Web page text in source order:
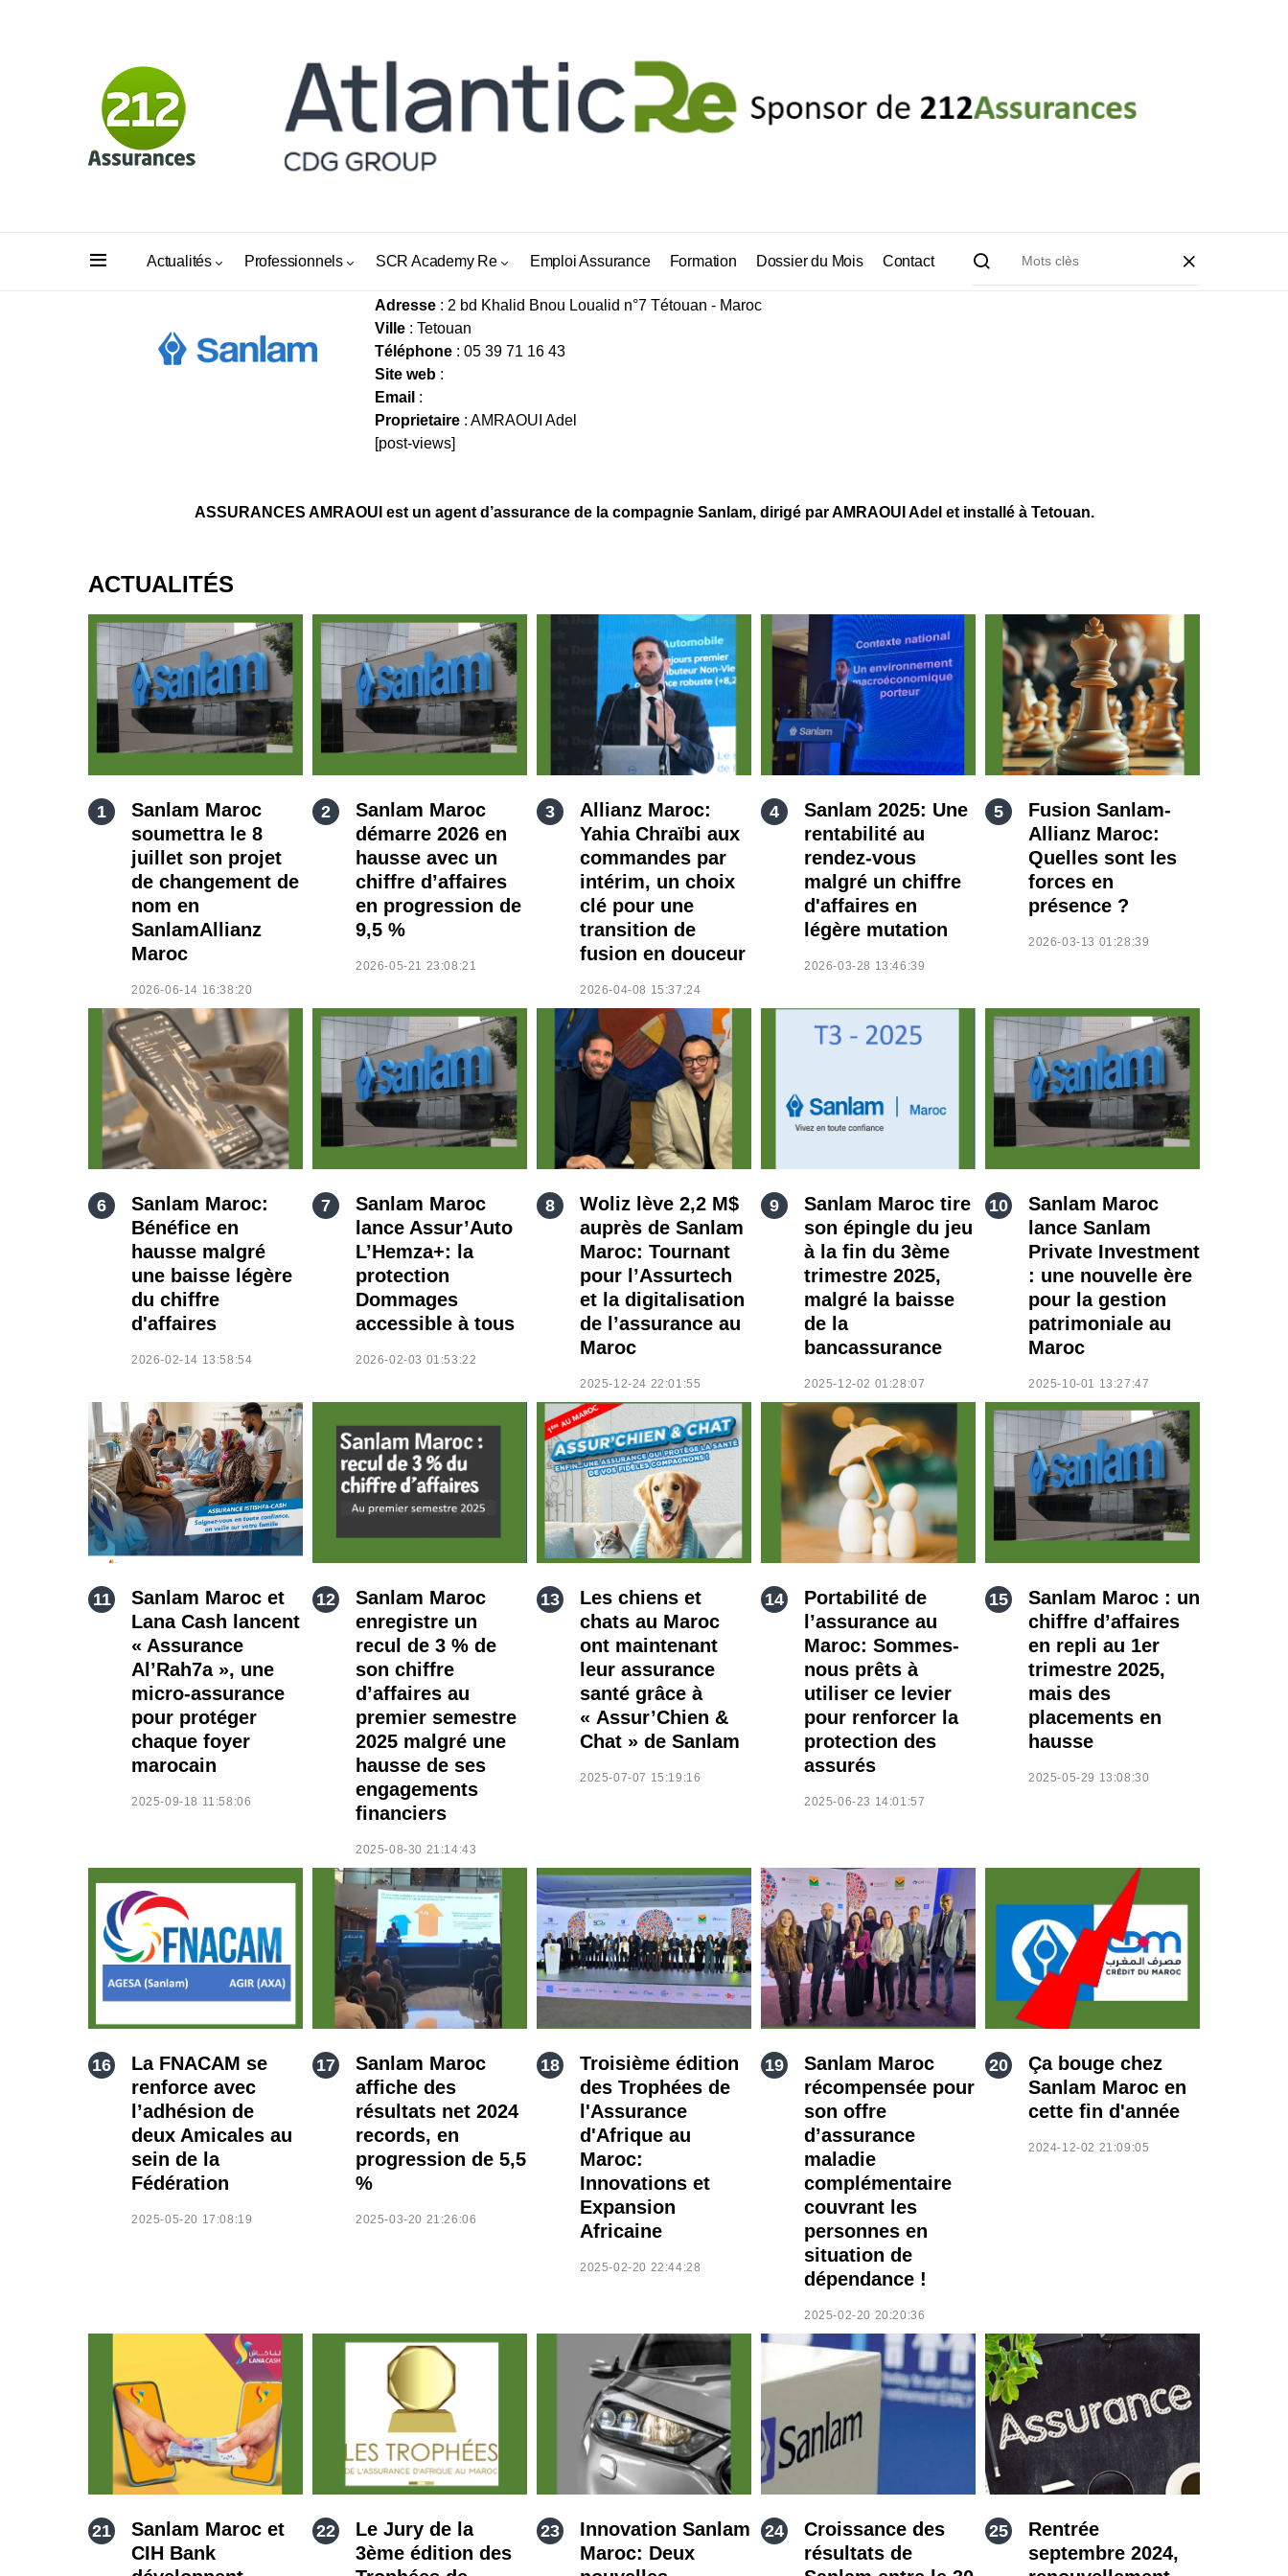
Actualités Professionnels SCR Academy Re Emploi Assurance Formation Dossier du Mois Contact
ASSURANCES AMRAOUI
Adresse : 2 bd Khalid Bnou Loualid n°7 Tétouan - Maroc
Ville : Tetouan
Téléphone : 05 39 71 16 43
Site web :
Email :
Proprietaire : AMRAOUI Adel
[post-views]
ASSURANCES AMRAOUI est un agent d’assurance de la compagnie Sanlam, dirigé par AMRAOUI Adel et installé à Tetouan.
ACTUALITÉS
Sanlam Maroc
soumettra le 8
juillet son projet
de changement de
nom en
SanlamAllianz
Maroc
2026-06-14 16:38:20
Sanlam Maroc
démarre 2026 en
hausse avec un
chiffre d’affaires
en progression de
9,5 %
2026-05-21 23:08:21
Allianz Maroc:
Yahia Chraïbi aux
commandes par
intérim, un choix
clé pour une
transition de
fusion en douceur
2026-04-08 15:37:24
Sanlam 2025: Une
rentabilité au
rendez-vous
malgré un chiffre
d'affaires en
légère mutation
2026-03-28 13:46:39
Fusion Sanlam-
Allianz Maroc:
Quelles sont les
forces en
présence ?
2026-03-13 01:28:39
Sanlam Maroc:
Bénéfice en
hausse malgré
une baisse légère
du chiffre
d'affaires
2026-02-14 13:58:54
Sanlam Maroc
lance Assur’Auto
L’Hemza+: la
protection
Dommages
accessible à tous
2026-02-03 01:53:22
Woliz lève 2,2 M$
auprès de Sanlam
Maroc: Tournant
pour l’Assurtech
et la digitalisation
de l’assurance au
Maroc
2025-12-24 22:01:55
Sanlam Maroc tire
son épingle du jeu
à la fin du 3ème
trimestre 2025,
malgré la baisse
de la
bancassurance
2025-12-02 01:28:07
Sanlam Maroc
lance Sanlam
Private Investment
: une nouvelle ère
pour la gestion
patrimoniale au
Maroc
2025-10-01 13:27:47
Sanlam Maroc et
Lana Cash lancent
« Assurance
Al’Rah7a », une
micro-assurance
pour protéger
chaque foyer
marocain
2025-09-18 11:58:06
Sanlam Maroc
enregistre un
recul de 3 % de
son chiffre
d’affaires au
premier semestre
2025 malgré une
hausse de ses
engagements
financiers
2025-08-30 21:14:43
Les chiens et
chats au Maroc
ont maintenant
leur assurance
santé grâce à
« Assur’Chien &
Chat » de Sanlam
2025-07-07 15:19:16
Portabilité de
l’assurance au
Maroc: Sommes-
nous prêts à
utiliser ce levier
pour renforcer la
protection des
assurés
2025-06-23 14:01:57
Sanlam Maroc : un
chiffre d’affaires
en repli au 1er
trimestre 2025,
mais des
placements en
hausse
2025-05-29 13:08:30
La FNACAM se
renforce avec
l’adhésion de
deux Amicales au
sein de la
Fédération
2025-05-20 17:08:19
Sanlam Maroc
affiche des
résultats net 2024
records, en
progression de 5,5
%
2025-03-20 21:26:06
Troisième édition
des Trophées de
l'Assurance
d'Afrique au
Maroc:
Innovations et
Expansion
Africaine
2025-02-20 22:44:28
Sanlam Maroc
récompensée pour
son offre
d’assurance
maladie
complémentaire
couvrant les
personnes en
situation de
dépendance !
2025-02-20 20:20:36
Ça bouge chez
Sanlam Maroc en
cette fin d'année
2024-12-02 21:09:05
Sanlam Maroc et
CIH Bank
Le Jury de la
3ème édition des
Innovation Sanlam
Maroc: Deux
Croissance des
résultats de
Rentrée
septembre 2024,